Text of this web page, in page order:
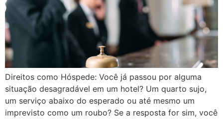
Direitos como Hóspede: Você já passou por alguma
situação desagradável em um hotel? Um quarto sujo,
um serviço abaixo do esperado ou até mesmo um
imprevisto como um roubo? Se a resposta for sim, você